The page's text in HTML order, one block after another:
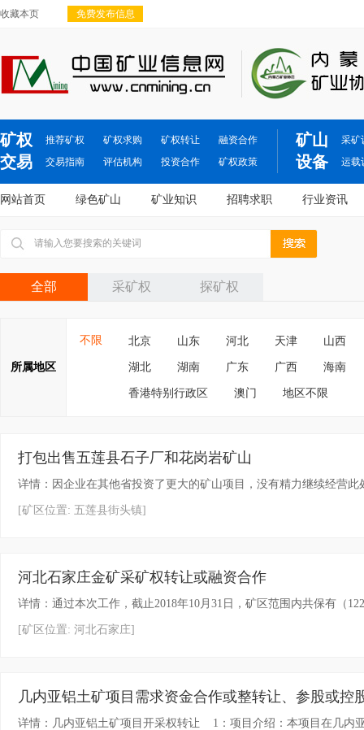
收藏本页 免费发布信息
矿权
交易
推荐矿权 矿权求购 矿权转让
融资合作
交易指南
评估机构 投资合作 矿权政策
矿山
设备
采矿
运载
网站首页 绿色矿山 矿业知识 招聘求职 行业资讯
全部 采矿权 探矿权
所属地区
不限 北京 山东 河北 天津 山西
湖北 湖南 广东 广西 海南
香港特别行政区 澳门 地区不限
打包出售五莲县石子厂和花岗岩矿山
详情：因企业在其他省投资了更大的矿山项目，没有精力继续经营
[矿区位置: 五莲县街头镇]
河北石家庄金矿采矿权转让或融资合作
详情：通过本次工作，截止2018年10月31日，矿区范围内共保有（
[矿区位置: 河北石家庄]
几内亚铝土矿项目需求资金合作或整转让、参股或控
详情：几内亚铝土矿项目开采权转让 1：项目介绍：本项目在几内